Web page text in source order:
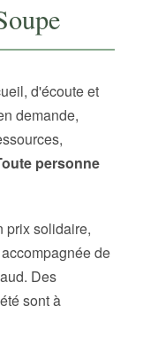
d'écoute et
demande,
personne
prix solidaire,
de
Des
sont à